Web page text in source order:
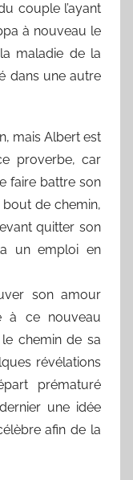
couple l’ayant
à nouveau le
maladie de la
dans une autre
mais Albert est
proverbe, car
faire battre son
de chemin,
quitter son
un emploi en
son amour
à ce nouveau
chemin de sa
révélations
prématuré
une idée
afin de la